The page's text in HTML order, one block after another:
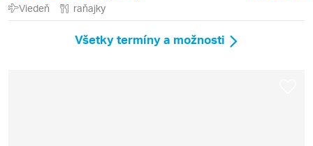
Viedeň raňajky
Všetky termíny a možnosti